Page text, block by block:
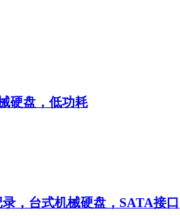
硬盘，低功耗
，台式机械硬盘，SATA接口